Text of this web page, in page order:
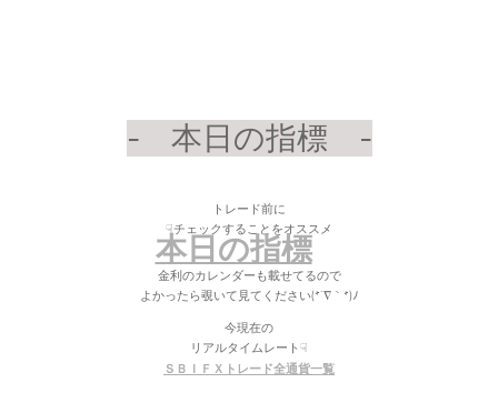
- 本日の指標 -
トレード前に
☟チェックすることをオススメ
本日の指標
金利のカレンダーも載せてるので
よかったら覗いて見てください(*´∇｀*)ﾉ
今現在の
リアルタイムレート☟
ＳＢＩＦＸトレード全通貨一覧